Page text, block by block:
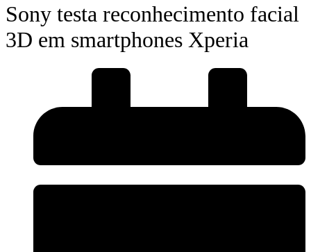
Sony testa reconhecimento facial
3D em smartphones Xperia